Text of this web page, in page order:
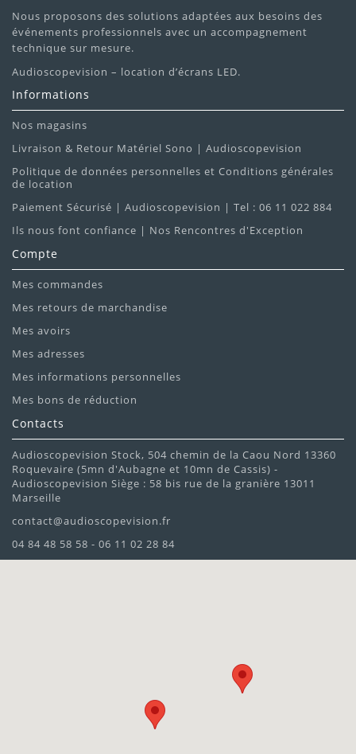
Nous proposons des solutions adaptées aux besoins des
événements professionnels avec un accompagnement
technique sur mesure.
Audioscopevision – location d’écrans LED.
Informations
Nos magasins
Livraison & Retour Matériel Sono | Audioscopevision
Politique de données personnelles et Conditions générales
de location
Paiement Sécurisé | Audioscopevision | Tel : 06 11 022 884
Ils nous font confiance | Nos Rencontres d'Exception
Compte
Mes commandes
Mes retours de marchandise
Mes avoirs
Mes adresses
Mes informations personnelles
Mes bons de réduction
Contacts
Audioscopevision Stock, 504 chemin de la Caou Nord 13360
Roquevaire (5mn d'Aubagne et 10mn de Cassis) -
Audioscopevision Siège : 58 bis rue de la granière 13011
Marseille
contact@audioscopevision.fr
04 84 48 58 58 - 06 11 02 28 84